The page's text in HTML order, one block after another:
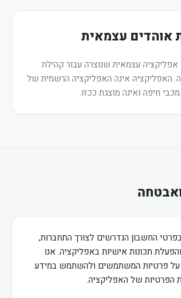
אוהדים עצמאית
עצמאית שנוצרה עבור קהילת
האפליקציה אינה האפליקציה הרשמית של
חיפה ואינה מוצגת ככזו.
החשבון הנדרשים לצורך התחברות,
תכונות אישיות באפליקציה. אנו
על פרטיות המשתמשים ולהשתמש במידע
הפרטיות של האפליקציה.